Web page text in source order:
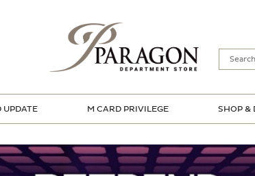
UPDATE M CARD PRIVILEGE SHOP &